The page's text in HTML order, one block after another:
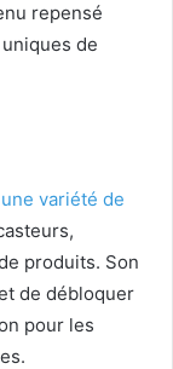
repensé
de
variété de
produits. Son
de débloquer
pour les